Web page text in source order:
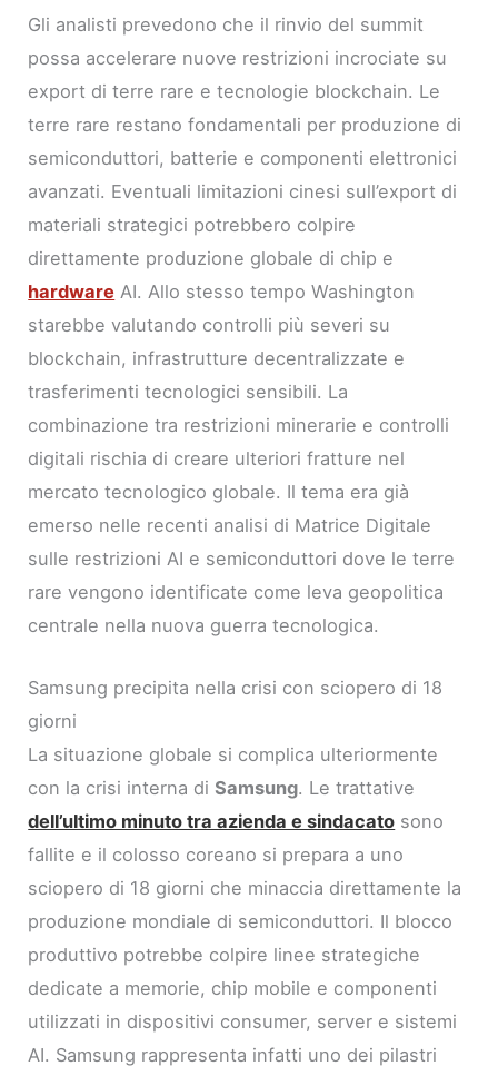
Gli analisti prevedono che il rinvio del summit
possa accelerare nuove restrizioni incrociate su
export di terre rare e tecnologie blockchain. Le
terre rare restano fondamentali per produzione di
semiconduttori, batterie e componenti elettronici
avanzati. Eventuali limitazioni cinesi sull’export di
materiali strategici potrebbero colpire
direttamente produzione globale di chip e
hardware AI. Allo stesso tempo Washington
starebbe valutando controlli più severi su
blockchain, infrastrutture decentralizzate e
trasferimenti tecnologici sensibili. La
combinazione tra restrizioni minerarie e controlli
digitali rischia di creare ulteriori fratture nel
mercato tecnologico globale. Il tema era già
emerso nelle recenti analisi di Matrice Digitale
sulle restrizioni AI e semiconduttori dove le terre
rare vengono identificate come leva geopolitica
centrale nella nuova guerra tecnologica.
Samsung precipita nella crisi con sciopero di 18
giorni
La situazione globale si complica ulteriormente
con la crisi interna diSamsung. Le trattative
dell’ultimo minuto tra azienda e sindacato sono
fallite e il colosso coreano si prepara a uno
sciopero di 18 giorni che minaccia direttamente la
produzione mondiale di semiconduttori. Il blocco
produttivo potrebbe colpire linee strategiche
dedicate a memorie, chip mobile e componenti
utilizzati in dispositivi consumer, server e sistemi
AI. Samsung rappresenta infatti uno dei pilastri